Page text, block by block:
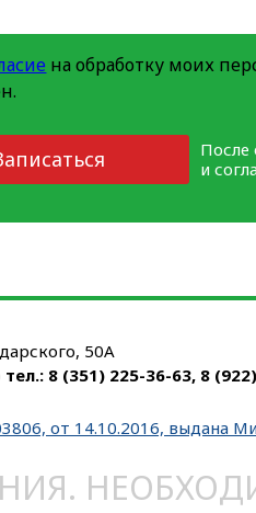
на обработку моих
После
и
50А
8 (351) 225-36-63, 8
от 14.10.2016, выдана